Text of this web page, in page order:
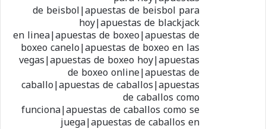
de beisbol|apuestas de beisbol para
hoy|apuestas de blackjack
en linea|apuestas de boxeo|apuestas de
boxeo canelo|apuestas de boxeo en las
vegas|apuestas de boxeo hoy|apuestas
de boxeo online|apuestas de
caballo|apuestas de caballos|apuestas
de caballos como
funciona|apuestas de caballos como se
juega|apuestas de caballos en